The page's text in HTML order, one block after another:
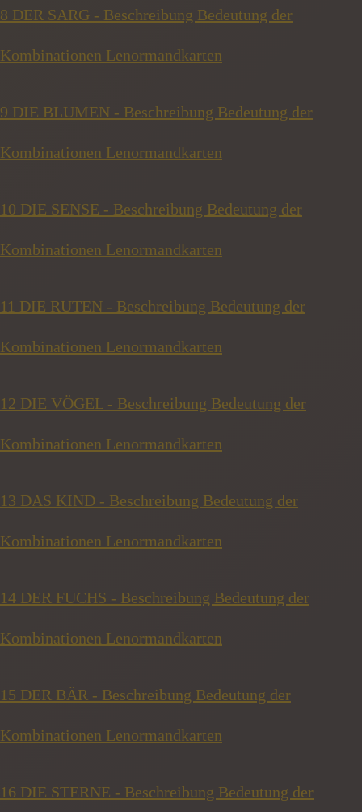
8 DER SARG - Beschreibung Bedeutung der
Kombinationen Lenormandkarten
9 DIE BLUMEN - Beschreibung Bedeutung der
Kombinationen Lenormandkarten
10 DIE SENSE - Beschreibung Bedeutung der
Kombinationen Lenormandkarten
11 DIE RUTEN - Beschreibung Bedeutung der
Kombinationen Lenormandkarten
12 DIE VÖGEL - Beschreibung Bedeutung der
Kombinationen Lenormandkarten
13 DAS KIND - Beschreibung Bedeutung der
Kombinationen Lenormandkarten
14 DER FUCHS - Beschreibung Bedeutung der
Kombinationen Lenormandkarten
15 DER BÄR - Beschreibung Bedeutung der
Kombinationen Lenormandkarten
16 DIE STERNE - Beschreibung Bedeutung der